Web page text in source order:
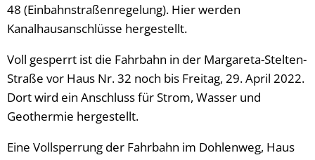
48 (Einbahnstraßenregelung). Hier werden
Kanalhausanschlüsse hergestellt.
Voll gesperrt ist die Fahrbahn in der Margareta-Stelten-
Straße vor Haus Nr. 32 noch bis Freitag, 29. April 2022.
Dort wird ein Anschluss für Strom, Wasser und
Geothermie hergestellt.
Eine Vollsperrung der Fahrbahn im Dohlenweg, Haus